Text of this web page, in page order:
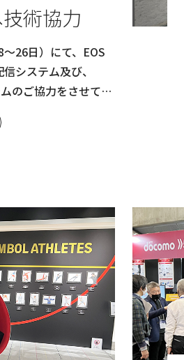
術協力
26日）にて、EOS
システム及び、
のご協力をさせてい